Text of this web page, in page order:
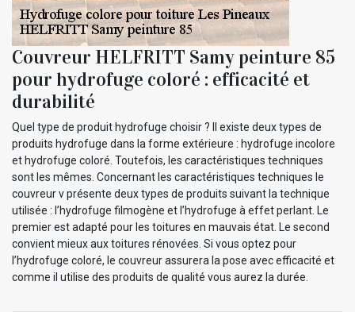
Couvreur HELFRITT Samy peinture 85
pour hydrofuge coloré : efficacité et
durabilité
Quel type de produit hydrofuge choisir ? Il existe deux types de
produits hydrofuge dans la forme extérieure : hydrofuge incolore
et hydrofuge coloré. Toutefois, les caractéristiques techniques
sont les mêmes. Concernant les caractéristiques techniques le
couvreur v présente deux types de produits suivant la technique
utilisée : l’hydrofuge filmogène et l’hydrofuge à effet perlant. Le
premier est adapté pour les toitures en mauvais état. Le second
convient mieux aux toitures rénovées. Si vous optez pour
l’hydrofuge coloré, le couvreur assurera la pose avec efficacité et
comme il utilise des produits de qualité vous aurez la durée.